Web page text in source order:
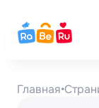
Главная•